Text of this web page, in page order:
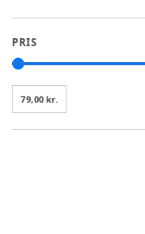
PRIS
79,00 kr.